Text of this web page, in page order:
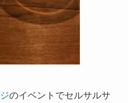
のイベントでセルサルサ